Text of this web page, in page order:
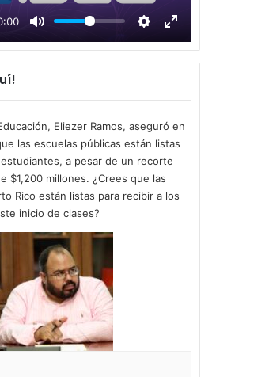
l
a
y
Eliezer Ramos, aseguró en
las escuelas públicas están listas
a pesar de un recorte
$1,200 millones. ¿Crees que las
Rico están listas para recibir a los
inicio de clases?